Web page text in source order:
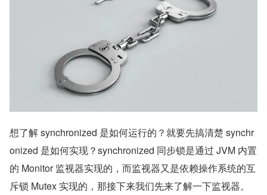
想了解 synchronized 是如何运行的？就要先搞清楚 synchr
onized 是如何实现？synchronized 同步锁是通过 JVM 内置
的 Monitor 监视器实现的，而监视器又是依赖操作系统的互
斥锁 Mutex 实现的，那接下来我们先来了解一下监视器。